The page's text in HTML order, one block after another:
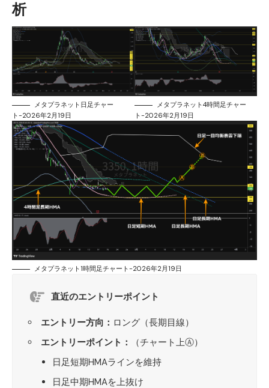
析
メタプラネット日足チャー
ト-2026年2月19日
メタプラネット4時間足チャー
ト-2026年2月19日
メタプラネット1時間足チャート-2026年2月19日
直近のエントリーポイント
エントリー方向： ロング（長期目線）
エントリーポイント：
（チャート上Ⓐ）
日足短期HMAラインを維持
日足中期HMAを上抜け